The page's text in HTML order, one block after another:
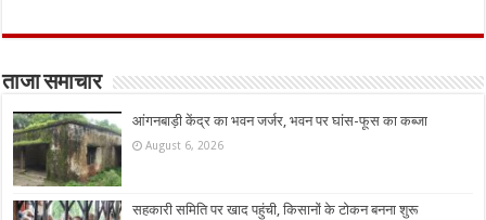
ताजा समाचार
आंगनबाड़ी केंद्र का भवन जर्जर, भवन पर घांस-फूस का कब्जा
August 6, 2026
सहकारी समिति पर खाद पहुंची, किसानों के टोकन बनना शुरू